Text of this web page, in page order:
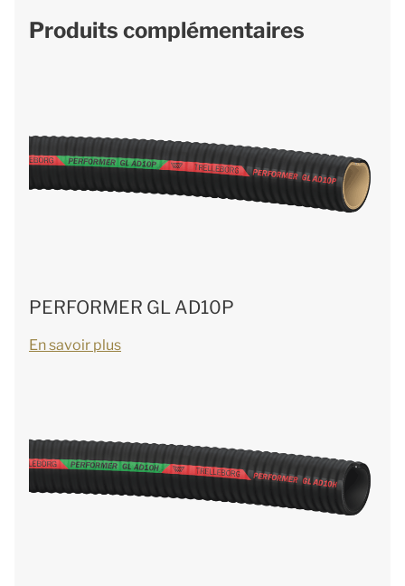
Produits complémentaires
PERFORMER GL AD10P
En savoir plus